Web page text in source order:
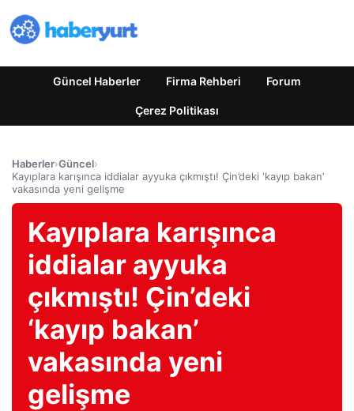
Güncel Haberler Firma Rehberi Forum
Çerez Politikası
Haberler›Güncel›
Kayıplara karışınca iddialar ayyuka çıkmıştı! Çin’deki ‘kayıp bakan’
vakasında yeni gelişme
Kayıplara karışınca
iddialar ayyuka
çıkmıştı! Çin’deki
‘kayıp bakan’
vakasında yeni
gelişme